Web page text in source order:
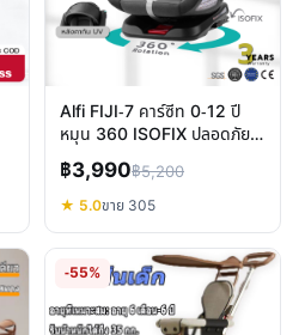
Alfi FIJI-7 คาร์ซีท 0-12 ปี
หมุน 360 ISOFIX ปลอดภัย
สูงสุด คุ้มค่าน่าใช้
฿3,990฿5,200
★ 5.0ขาย 305
-55%